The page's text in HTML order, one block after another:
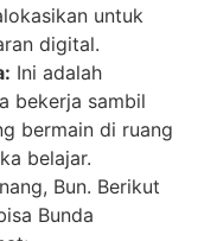
untuk
digital.
Ini adalah
bekerja sambil
bermain di ruang
belajar.
Bun. Berikut
Bunda